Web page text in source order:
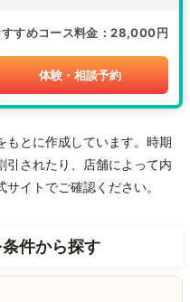
すめコース料金 28,000円
体験・相談予約
もとに作成しています。時期
引されたり、店舗によって内
イトでご確認ください。
件から探す